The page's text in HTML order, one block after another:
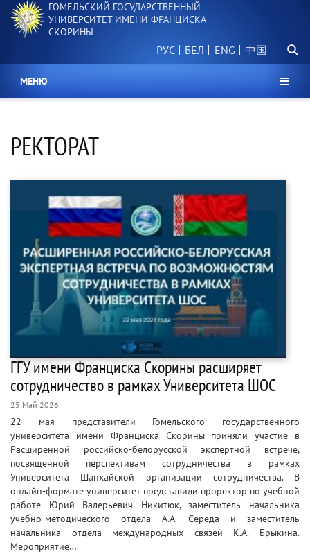
Перейти
основному
ГОМЕЛЬСКИЙ ГОСУДАРСТВЕННЫЙ
УНИВЕРСИТЕТ ИМЕНИ ФРАНЦИСКА
СКОРИНЫ
РУС БЕЛ 中国
МЕНЮ
РЕКТОРАТ
ГГУ имени Франциска Скорины расширяет
сотрудничество в рамках Университета ШОС
25 Май 2026
22 мая представители Гомельского государственного
университета имени Франциска Скорины приняли участие в
Расширенной российско-белорусской экспертной встрече,
посвященной перспективам сотрудничества в рамках
Университета Шанхайской организации сотрудничества. В
онлайн-формате университет представили проректор по учебной
работе Юрий Валерьевич Никитюк, заместитель начальника
учебно-методического отдела А.А. Середа и заместитель
начальника отдела международных связей К.А. Брыкина.
Мероприятие…